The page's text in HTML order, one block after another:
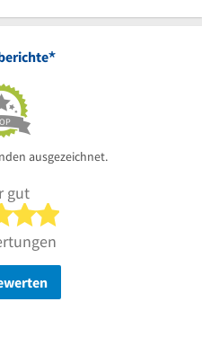
Uhr
20
bis
Uhr *
ausgezeichnet.
gut
5 von 5 Sternen